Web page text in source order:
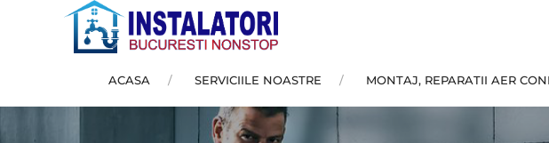
ACASA SERVICIILE NOASTRE MONTAJ, REPARATII AER